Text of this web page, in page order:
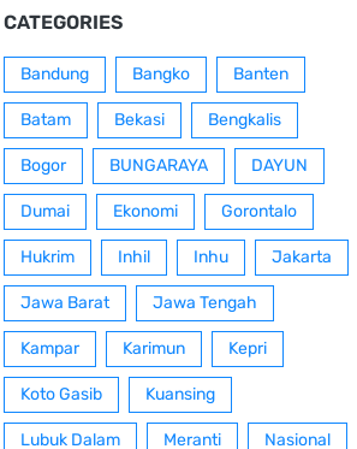
CATEGORIES
Bandung Bangko Banten
Batam Bekasi Bengkalis
Bogor BUNGARAYA DAYUN
Dumai Ekonomi Gorontalo
Hukrim Inhil Inhu Jakarta
Jawa Barat Jawa Tengah
Kampar Karimun Kepri
Koto Gasib Kuansing
Lubuk Dalam Meranti Nasional